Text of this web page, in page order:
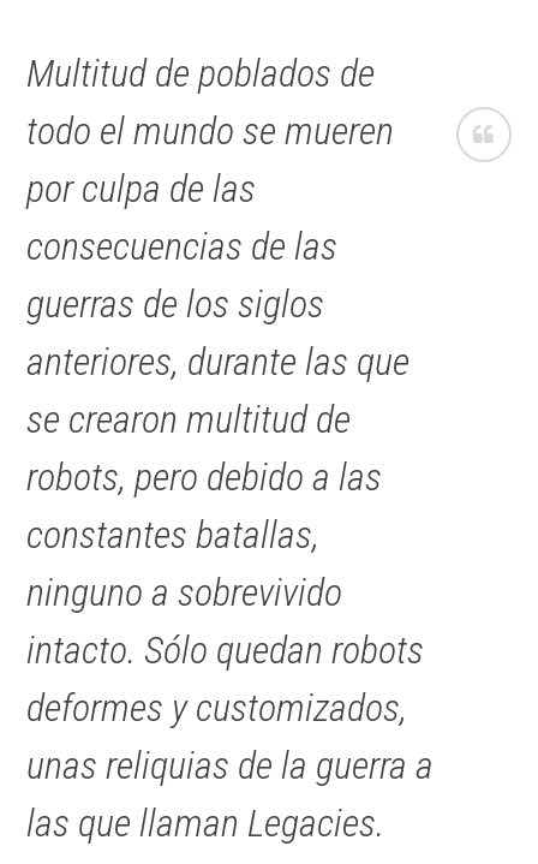
Multitud de poblados de
todo el mundo se mueren
por culpa de las
consecuencias de las
guerras de los siglos
anteriores, durante las que
se crearon multitud de
robots, pero debido a las
constantes batallas,
ninguno a sobrevivido
intacto. Sólo quedan robots
deformes y customizados,
unas reliquias de la guerra a
las que llaman Legacies.